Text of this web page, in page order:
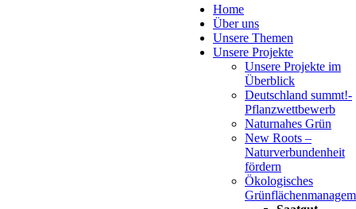
Home
Über uns
Unsere Themen
Unsere Projekte
Unsere Projekte im
Überblick
Deutschland summt!-
Pflanzwettbewerb
Naturnahes Grün
New Roots –
Naturverbundenheit
fördern
Ökologisches